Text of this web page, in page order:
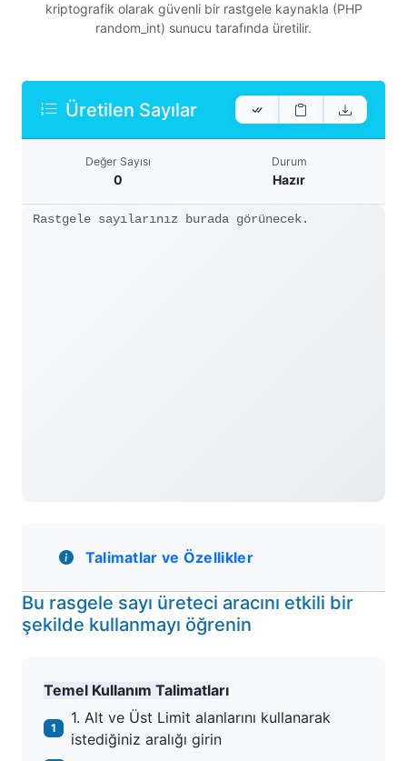
kriptografik olarak güvenli bir rastgele kaynakla (PHP
random_int) sunucu tarafında üretilir.
Üretilen Sayılar
Değer Sayısı
0
Durum
Hazır
Talimatlar ve Özellikler
Bu rasgele sayı üreteci aracını etkili bir
şekilde kullanmayı öğrenin
Temel Kullanım Talimatları
1
1. Alt ve Üst Limit alanlarını kullanarak
istediğiniz aralığı girin